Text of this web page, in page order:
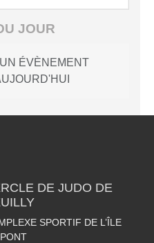
JOUR
ÉVÈNEMENT
DE JUDO DE
SPORTIF DE L’ÎLE